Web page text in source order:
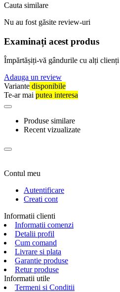
Cauta similare
Nu au fost găsite review-uri
Examinați acest produs
Împărtășiți-vă gândurile cu alți clienți
Adauga un review
Variante disponibile
Te-ar mai putea interesa
Produse similare
Recent vizualizate
Contul meu
Autentificare
Creati cont
Informatii clienti
Informatii comenzi
Detalii profil
Cum comand
Livrare si plata
Garantie produse
Retur produse
Informatii utile
Termeni si Conditii